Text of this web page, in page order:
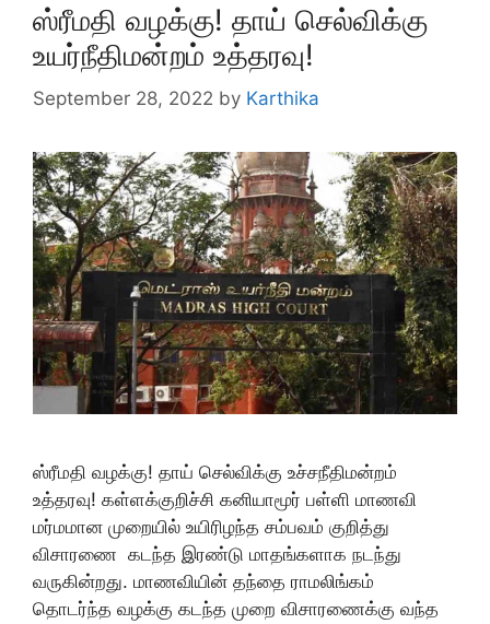
ஸ்ரீமதி வழக்கு! தாய் செல்விக்கு
உயர்நீதிமன்றம் உத்தரவு!
September 28, 2022 by Karthika
ஸ்ரீமதி வழக்கு! தாய் செல்விக்கு உச்சநீதிமன்றம்
உத்தரவு! கள்ளக்குறிச்சி கனியாமூர் பள்ளி மாணவி
மர்மமான முறையில் உயிரிழந்த சம்பவம் குறித்து
விசாரணை கடந்த இரண்டு மாதங்களாக நடந்து
வருகின்றது. மாணவியின் தந்தை ராமலிங்கம்
தொடர்ந்த வழக்கு கடந்த முறை விசாரணைக்கு வந்த